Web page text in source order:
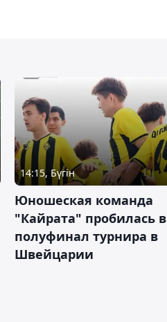
14:15, Бүгін
Юношеская команда
"Кайрата" пробилась в
полуфинал турнира в
Швейцарии